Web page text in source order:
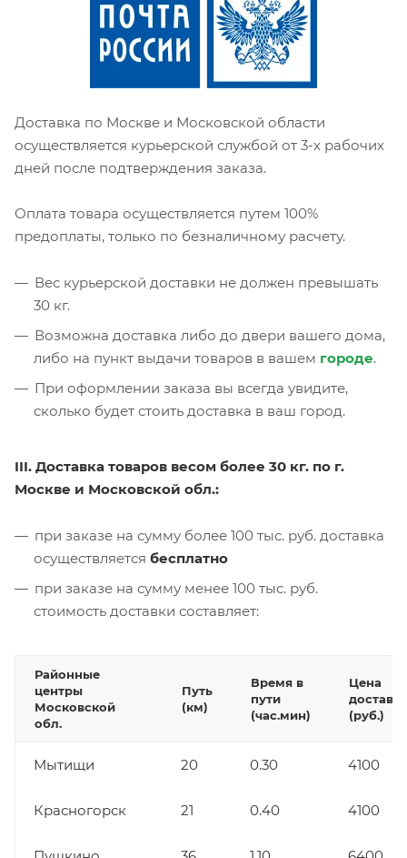
Доставка по Москве и Московской области
осуществляется курьерской службой от 3-х рабочих
дней после подтверждения заказа.
Оплата товара осуществляется путем 100%
предоплаты, только по безналичному расчету.
Вес курьерской доставки не должен превышать
30 кг.
Возможна доставка либо до двери вашего дома,
либо на пункт выдачи товаров в вашем городе.
При оформлении заказа вы всегда увидите,
сколько будет стоить доставка в ваш город.
III. Доставка товаров весом более 30 кг. по г.
Москве и Московской обл.:
при заказе на сумму более 100 тыс. руб. доставка
осуществляется бесплатно
при заказе на сумму менее 100 тыс. руб.
стоимость доставки составляет:
Районные
центры
Московской
обл.
Путь
(км)
Время в
пути
(час.мин)
Цена
(руб.)
Мытищи 20 0.30 4100
Красногорск 21 0.40 4100